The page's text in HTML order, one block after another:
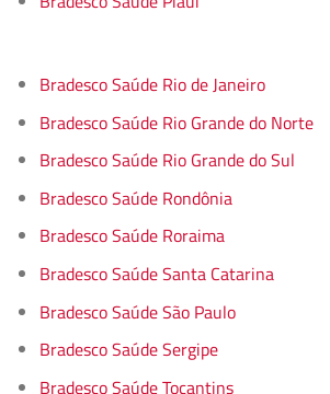
Bradesco Saúde Rio de Janeiro
Bradesco Saúde Rio Grande do Norte
Bradesco Saúde Rio Grande do Sul
Bradesco Saúde Rondônia
Bradesco Saúde Roraima
Bradesco Saúde Santa Catarina
Bradesco Saúde São Paulo
Bradesco Saúde Sergipe
Bradesco Saúde Tocantins